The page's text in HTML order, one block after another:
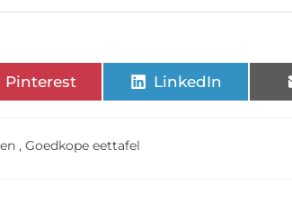
Pinterest LinkedIn
,Goedkope eettafel